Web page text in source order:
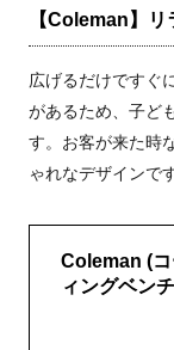
【Coleman】
広げるだけですぐ
があるため、子ど
す。お客が来た時
ゃれなデザインです
Coleman (
ィングベン